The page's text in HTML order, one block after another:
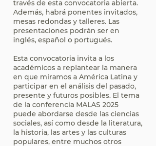
través de esta convocatoria abierta.
Además, habrá ponentes invitados,
mesas redondas y talleres. Las
presentaciones podrán ser en
inglés, español o portugués.
Esta convocatoria invita a los
académicos a replantear la manera
en que miramos a América Latina y
participar en el análisis del pasado,
presente y futuros posibles. El tema
de la conferencia MALAS 2025
puede abordarse desde las ciencias
sociales, así como desde la literatura,
la historia, las artes y las culturas
populares, entre muchos otros